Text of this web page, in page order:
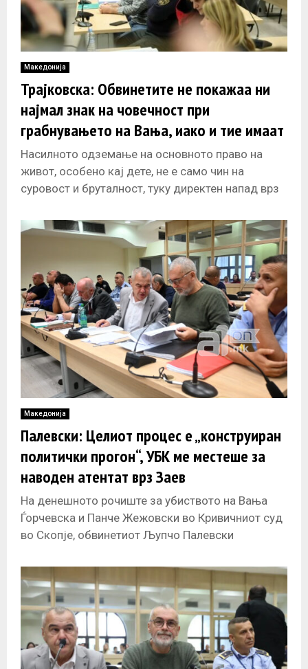
Македонија
Трајковска: Обвинетите не покажаа ни
најмал знак на човечност при
грабнувањето на Вања, иако и тие имаат
деца
Насилното одземање на основното право на
живот, особено кај дете, не е само чин на
суровост и бруталност, туку директен напад врз
Македонија
Палевски: Целиот процес е „конструиран
политички прогон“, УБК ме местеше за
наводен атентат врз Заев
На денешното рочиште за убиството на Вања
Ѓорчевска и Панче Жежовски во Кривичниот суд
во Скопје, обвинетиот Љупчо Палевски